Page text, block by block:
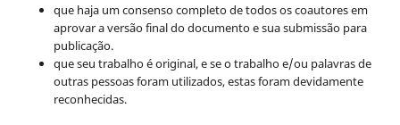
que haja um consenso completo de todos os coautores em
aprovar a versão final do documento e sua submissão para
publicação.
que seu trabalho é original, e se o trabalho e/ou palavras de
outras pessoas foram utilizados, estas foram devidamente
reconhecidas.